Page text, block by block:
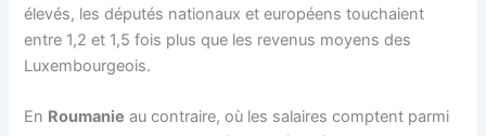
élevés, les députés nationaux et européens touchaient
entre 1,2 et 1,5 fois plus que les revenus moyens des
Luxembourgeois.
En Roumanie au contraire, où les salaires comptent parmi